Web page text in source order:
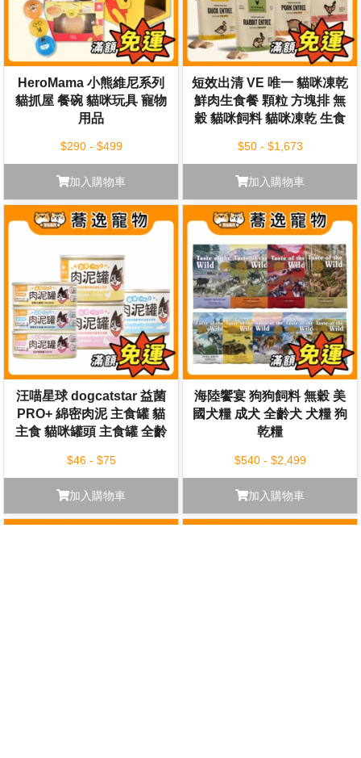
HeroMama 小熊維尼系列
貓抓屋 餐碗 貓咪玩具 寵物
用品
$290 - $499
加入購物車
短效出清 VE 唯一 貓咪凍乾
鮮肉生食餐 顆粒 方塊排 無
穀 貓咪飼料 貓咪凍乾 生食
$50 - $1,673
加入購物車
汪喵星球 dogcatstar 益菌
PRO+ 綿密肉泥 主食罐 貓
主食 貓咪罐頭 主食罐 全齡
$46 - $75
加入購物車
海陸饗宴 狗狗飼料 無穀 美
國犬糧 成犬 全齡犬 犬糧 狗
乾糧
$540 - $2,499
加入購物車